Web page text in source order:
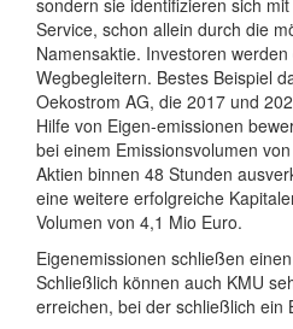
sondern sie identifizieren sich
Service, schon allein durch die
Namensaktie. Investoren
Wegbegleitern. Bestes Beispiel
Oekostrom AG, die 2017 und
Hilfe von Eigen-emissionen
bei einem Emissionsvolumen
Aktien binnen 48 Stunden
eine weitere erfolgreiche
Volumen von 4,1 Mio Euro.
Eigenemissionen schließen
Schließlich können auch KMU
erreichen, bei der schließlich ein